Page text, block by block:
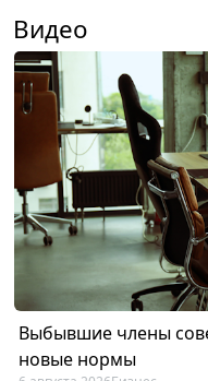
Видео
Выбывшие члены
новые нормы